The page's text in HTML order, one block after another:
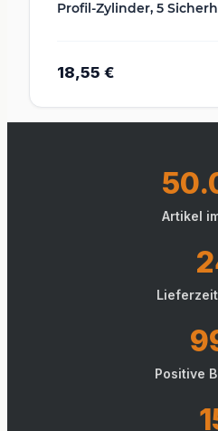
Profil-Zylinder, 5
18,55 €
Artikel
Positive